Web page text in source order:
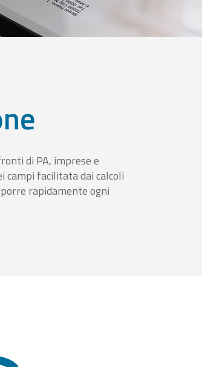
di PA, imprese e
campi facilitata dai calcoli
rapidamente ogni